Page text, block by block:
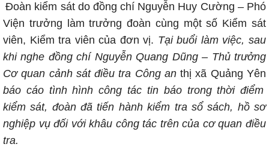
Đoàn kiểm sát do đồng chí Nguyễn Huy Cường – Phó
Viện trưởng làm trưởng đoàn cùng một số Kiểm sát
viên, Kiểm tra viên của đơn vị. Tại buổi làm việc, sau
khi nghe đồng chí Nguyễn Quang Dũng – Thủ trưởng
Cơ quan cảnh sát điều tra Công anthị xã Quảng Yên
báo cáo tình hình công tác tin báo trong thời điểm
kiểm sát, đoàn đã tiến hành kiểm tra sổ sách, hồ sơ
nghiệp vụ đối với khâu công tác trên của cơ quan điều
tra.